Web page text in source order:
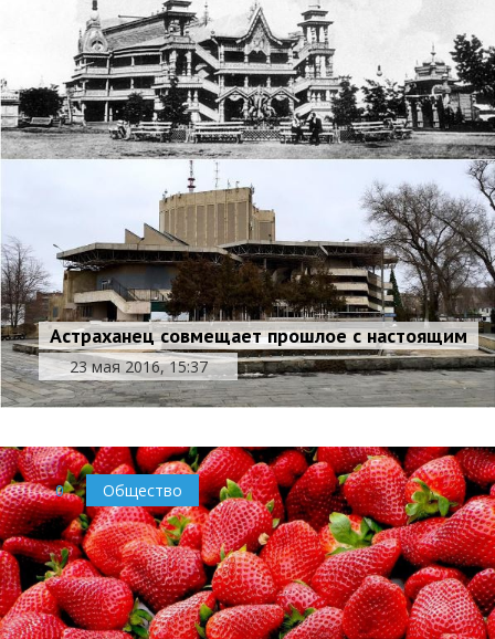
Астраханец совмещает прошлое с настоящим
23 мая 2016, 15:37
0 Общество